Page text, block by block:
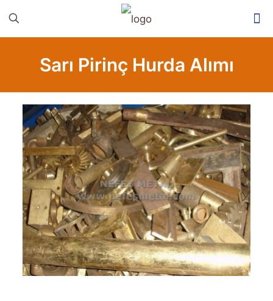
Sarı Pirinç Hurda Alımı